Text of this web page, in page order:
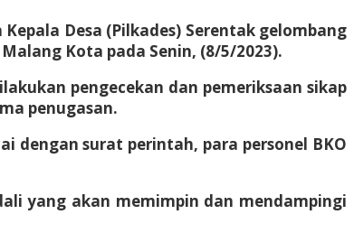
Desa (Pilkades) Serentak gelombang
Kota pada Senin, (8/5/2023).
pengecekan dan pemeriksaan sikap
penugasan.
dengan surat perintah, para personel BKO
yang akan memimpin dan mendampingi